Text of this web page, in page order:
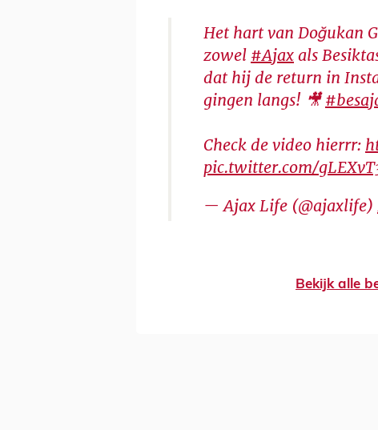
Het hart van Doğukan
zowel #Ajaxals
dat hij de return in
gingen langs! 🎥
Check de video hierrr:
pic.twitter.com/
— Ajax Life (@ajaxlife)
Bekijk alle